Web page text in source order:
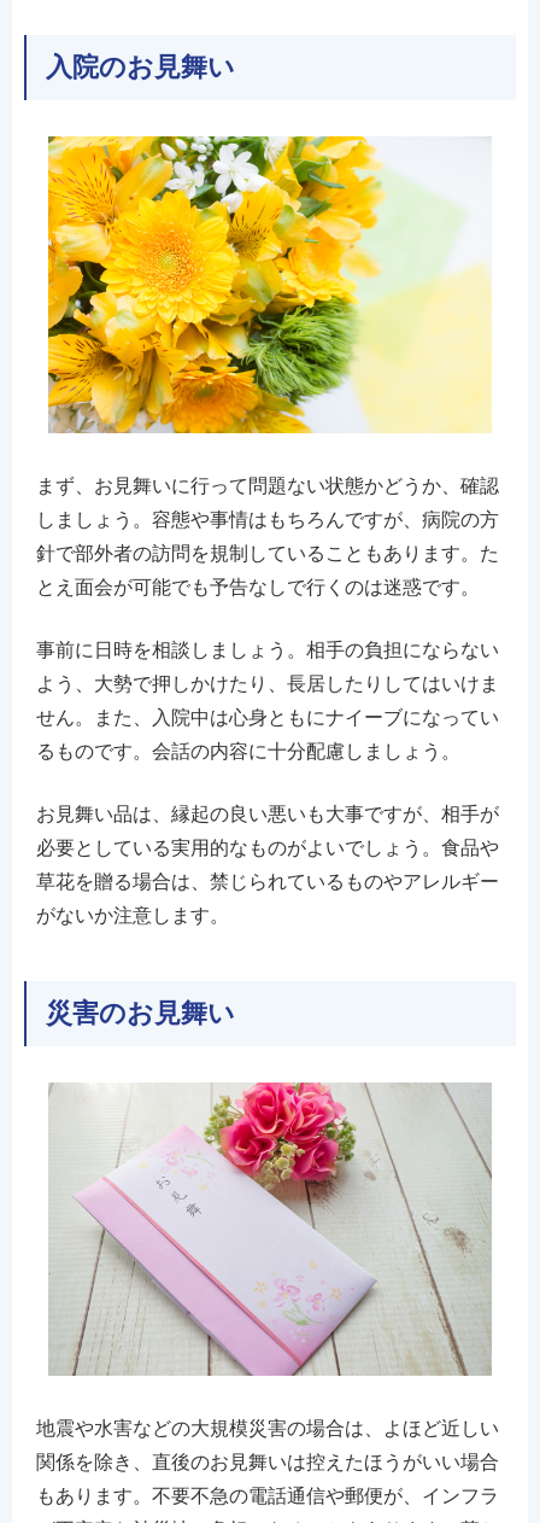
入院のお見舞い
まず、お見舞いに行って問題ない状態かどうか、確認
しましょう。容態や事情はもちろんですが、病院の方
針で部外者の訪問を規制していることもあります。た
とえ面会が可能でも予告なしで行くのは迷惑です。
事前に日時を相談しましょう。相手の負担にならない
よう、大勢で押しかけたり、長居したりしてはいけま
せん。また、入院中は心身ともにナイーブになってい
るものです。会話の内容に十分配慮しましょう。
お見舞い品は、縁起の良い悪いも大事ですが、相手が
必要としている実用的なものがよいでしょう。食品や
草花を贈る場合は、禁じられているものやアレルギー
がないか注意します。
災害のお見舞い
地震や水害などの大規模災害の場合は、よほど近しい
関係を除き、直後のお見舞いは控えたほうがいい場合
もあります。不要不急の電話通信や郵便が、インフラ